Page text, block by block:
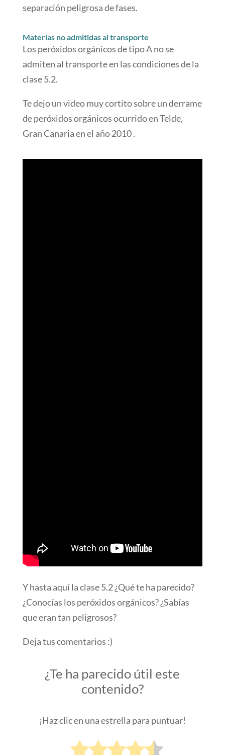
separación peligrosa de fases.
Materias no admitidas al transporte
Los peróxidos orgánicos de tipo A no se
admiten al transporte en las condiciones de la
clase 5.2.
Te dejo un video muy cortito sobre un derrame
de peróxidos orgánicos ocurrido en Telde,
Gran Canaria en el año 2010 .
Y hasta aquí la clase 5.2 ¿Qué te ha parecido?
¿Conocías los peróxidos orgánicos? ¿Sabías
que eran tan peligrosos?
Deja tus comentarios :)
¿Te ha parecido útil este
contenido?
¡Haz clic en una estrella para puntuar!